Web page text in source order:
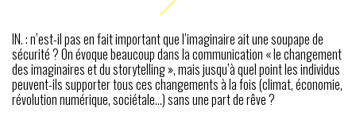
IN. : n’est-il pas en fait important que l’imaginaire ait une soupape de
sécurité ? On évoque beaucoup dans la communication « le changement
des imaginaires et du storytelling », mais jusqu’à quel point les individus
peuvent-ils supporter tous ces changements à la fois (climat, économie,
révolution numérique, sociétale…) sans une part de rêve ?